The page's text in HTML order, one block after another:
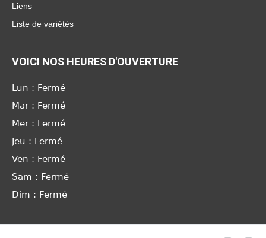
Liens
Liste de variétés
VOICI NOS HEURES D'OUVERTURE
Lun : Fermé
Mar : Fermé
Mer : Fermé
Jeu : Fermé
Ven : Fermé
Sam : Fermé
Dim : Fermé